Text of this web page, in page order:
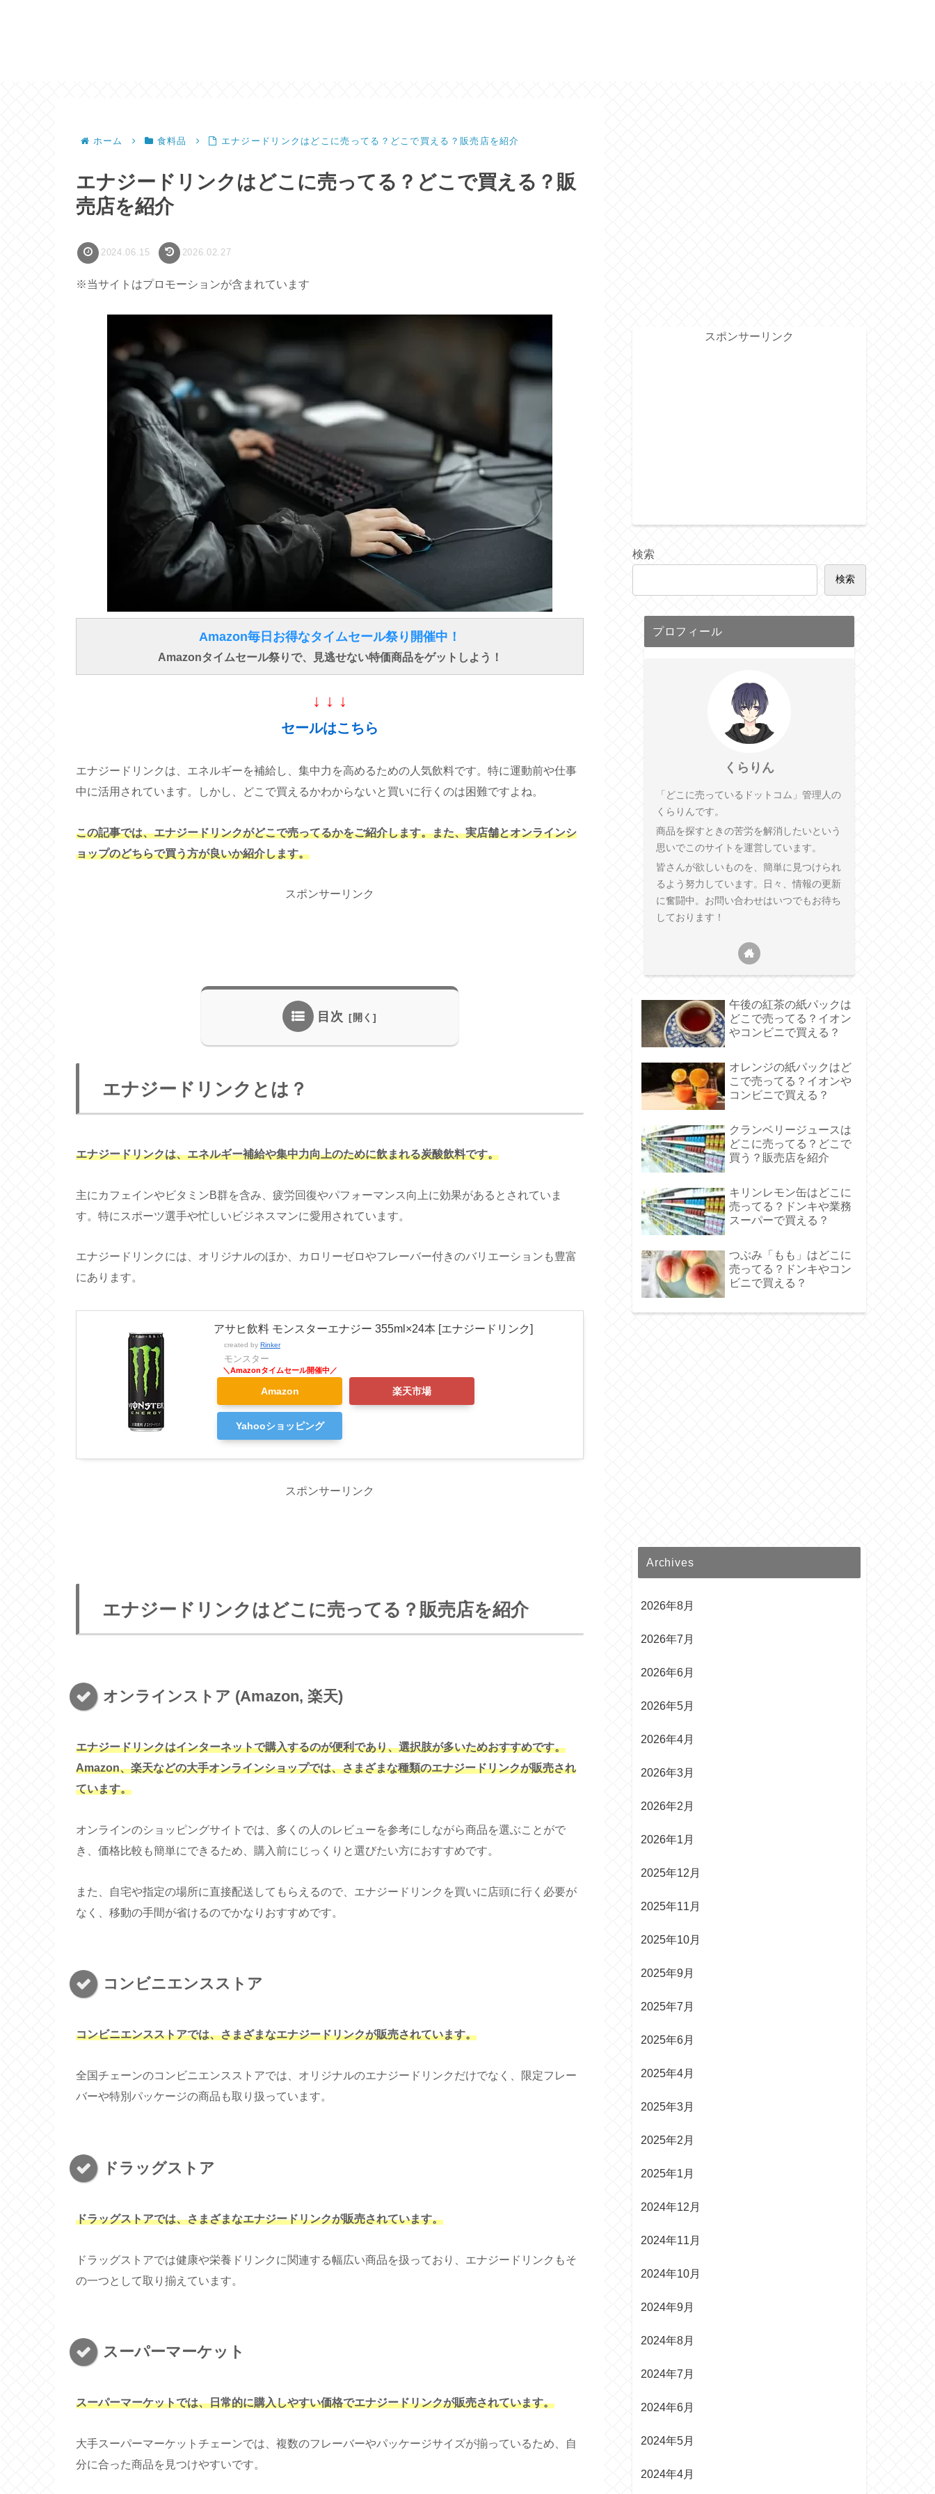
ホーム 食料品 エナジードリンクはどこに売ってる？どこで買える？販売店を紹介
エナジードリンクはどこに売ってる？どこで買える？販
売店を紹介
2024.06.15 2026.02.27
※当サイトはプロモーションが含まれています
Amazon毎日お得なタイムセール祭り開催中！
Amazonタイムセール祭りで、見逃せない特価商品をゲットしよう！
↓ ↓ ↓
セールはこちら
エナジードリンクは、エネルギーを補給し、集中力を高めるための人気飲料です。特に運動前や仕事
中に活用されています。しかし、どこで買えるかわからないと買いに行くのは困難ですよね。
この記事では、エナジードリンクがどこで売ってるかをご紹介します。また、実店舗とオンラインシ
ョップのどちらで買う方が良いか紹介します。
スポンサーリンク
目次
エナジードリンクとは？
エナジードリンクは、エネルギー補給や集中力向上のために飲まれる炭酸飲料です。
主にカフェインやビタミンB群を含み、疲労回復やパフォーマンス向上に効果があるとされていま
す。特にスポーツ選手や忙しいビジネスマンに愛用されています。
エナジードリンクには、オリジナルのほか、カロリーゼロやフレーバー付きのバリエーションも豊富
にあります。
アサヒ飲料 モンスターエナジー 355ml×24本 [エナジードリンク]
created by Rinker
モンスター
Amazon 楽天市場
Yahooショッピング
スポンサーリンク
エナジードリンクはどこに売ってる？販売店を紹介
オンラインストア (Amazon, 楽天)
エナジードリンクはインターネットで購入するのが便利であり、選択肢が多いためおすすめです。
Amazon、楽天などの大手オンラインショップでは、さまざまな種類のエナジードリンクが販売され
ています。
オンラインのショッピングサイトでは、多くの人のレビューを参考にしながら商品を選ぶことがで
き、価格比較も簡単にできるため、購入前にじっくりと選びたい方におすすめです。
また、自宅や指定の場所に直接配送してもらえるので、エナジードリンクを買いに店頭に行く必要が
なく、移動の手間が省けるのでかなりおすすめです。
コンビニエンスストア
コンビニエンスストアでは、さまざまなエナジードリンクが販売されています。
全国チェーンのコンビニエンスストアでは、オリジナルのエナジードリンクだけでなく、限定フレー
バーや特別パッケージの商品も取り扱っています。
ドラッグストア
ドラッグストアでは、さまざまなエナジードリンクが販売されています。
ドラッグストアでは健康や栄養ドリンクに関連する幅広い商品を扱っており、エナジードリンクもそ
の一つとして取り揃えています。
スーパーマーケット
スーパーマーケットでは、日常的に購入しやすい価格でエナジードリンクが販売されています。
大手スーパーマーケットチェーンでは、複数のフレーバーやパッケージサイズが揃っているため、自
分に合った商品を見つけやすいです。
スポンサーリンク
検索
検索
プロフィール
くらりん
「どこに売っているドットコム」管理人の
くらりんです。
商品を探すときの苦労を解消したいという
思いでこのサイトを運営しています。
皆さんが欲しいものを、簡単に見つけられ
るよう努力しています。日々、情報の更新
に奮闘中。お問い合わせはいつでもお待ち
しております！
午後の紅茶の紙パックは
どこで売ってる？イオン
やコンビニで買える？
オレンジの紙パックはど
こで売ってる？イオンや
コンビニで買える？
クランベリージュースは
どこに売ってる？どこで
買う？販売店を紹介
キリンレモン缶はどこに
売ってる？ドンキや業務
スーパーで買える？
つぶみ「もも」はどこに
売ってる？ドンキやコン
ビニで買える？
Archives
2026年8月
2026年7月
2026年6月
2026年5月
2026年4月
2026年3月
2026年2月
2026年1月
2025年12月
2025年11月
2025年10月
2025年9月
2025年7月
2025年6月
2025年4月
2025年3月
2025年2月
2025年1月
2024年12月
2024年11月
2024年10月
2024年9月
2024年8月
2024年7月
2024年6月
2024年5月
2024年4月